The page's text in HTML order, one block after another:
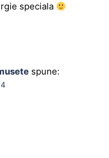
speciala
spune: